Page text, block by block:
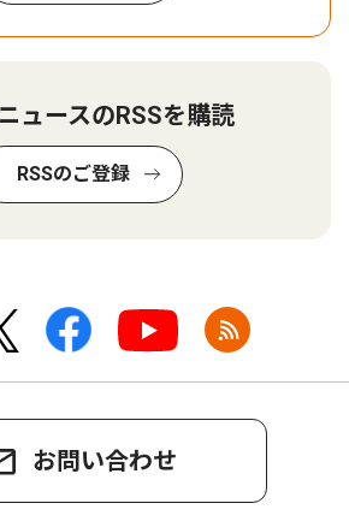
ュースのRSSを購読
RSSのご登録
お問い合わせ